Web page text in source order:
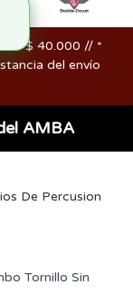
los $ 40.000 // *
del envío
AMBA
De Percusion